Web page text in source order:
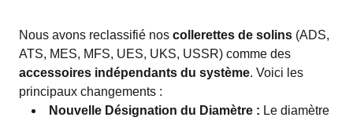
Nous avons reclassifié nos collerettes de solins (ADS,
ATS, MES, MFS, UES, UKS, USSR) comme des
accessoires indépendants du système. Voici les
principaux changements :
Nouvelle Désignation du Diamètre : Le diamètre